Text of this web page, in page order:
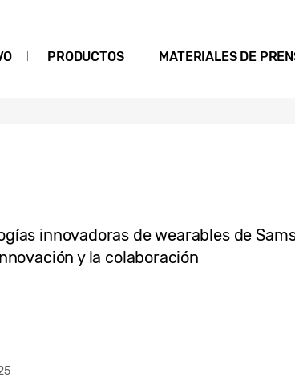
PRODUCTOS MATERIALES DE
innovadoras de wearables de
y la colaboración